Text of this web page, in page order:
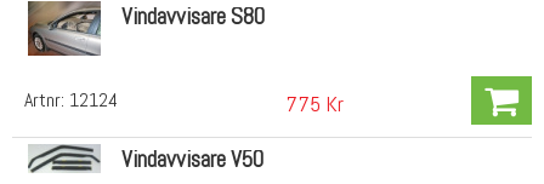
Artnr: 12124
Vindavvisare S80
775 Kr
Vindavvisare V50